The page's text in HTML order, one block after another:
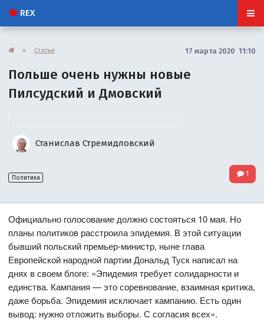
REX
» Статьи 17 марта 2020 11:10
Польше очень нужны новые
Пилсудский и Дмовский
Станислав Стремидловский
Политика 1
Официально голосование должно состояться 10 мая. Но
планы политиков расстроила эпидемия. В этой ситуации
бывший польский премьер-министр, ныне глава
Европейской народной партии Дональд Туск написал на
днях в своем блоге: «Эпидемия требует солидарности и
единства. Кампания — это соревнование, взаимная критика,
даже борьба. Эпидемия исключает кампанию. Есть один
вывод: нужно отложить выборы. С согласия всех».